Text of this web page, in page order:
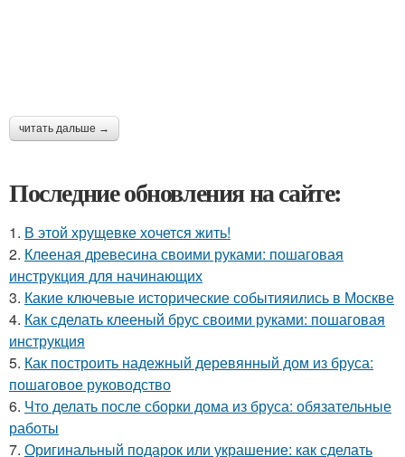
читать дальше →
Последние обновления на сайте:
1. В этой хрущевке хочется жить!
2. Клееная древесина своими руками: пошаговая
инструкция для начинающих
3. Какие ключевые исторические событияились в Москве
4. Как сделать клееный брус своими руками: пошаговая
инструкция
5. Как построить надежный деревянный дом из бруса:
пошаговое руководство
6. Что делать после сборки дома из бруса: обязательные
работы
7. Оригинальный подарок или украшение: как сделать